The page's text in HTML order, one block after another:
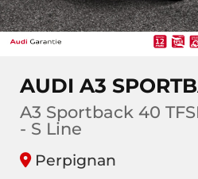
AUDI A3
A3 Sportback 40
- S Line
Perpignan